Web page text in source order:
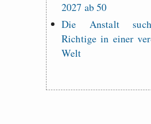
2027 ab 50
Die Anstalt
Richtige in einer
Welt